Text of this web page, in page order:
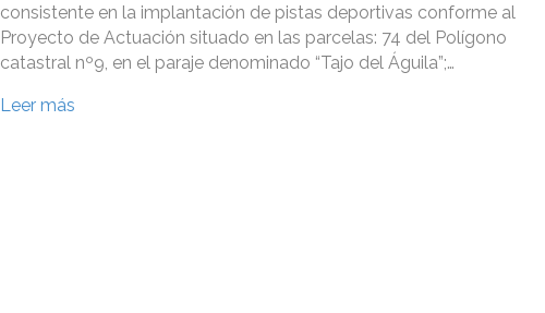
consistente en la implantación de pistas deportivas conforme al
Proyecto de Actuación situado en las parcelas: 74 del Polígono
catastral nº9, en el paraje denominado “Tajo del Águila”;…
Leer más